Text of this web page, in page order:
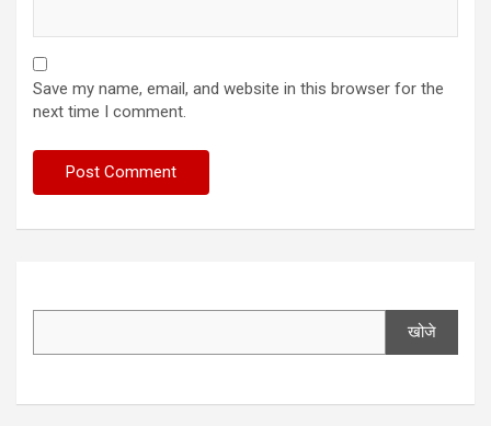
Save my name, email, and website in this browser for the
next time I comment.
खोजे